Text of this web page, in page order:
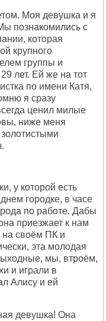
Моя девушка и я
познакомились с
которая
крупного
группы и
лет. Ей же на тот
по имени Катя,
я сразу
ценил милые
ниже меня
у которой есть
городке, в часе
по работе. Дабы
приезжает к нам
на своём ПК и
эта молодая
мы, втроём,
и играли в
Алису и ей
девушка! Она